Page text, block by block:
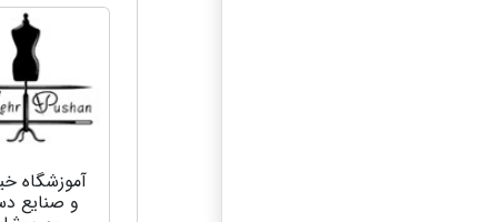
آموزشگاه
و صنایع